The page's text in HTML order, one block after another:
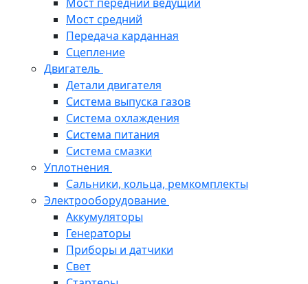
Мост передний ведущий
Мост средний
Передача карданная
Сцепление
Двигатель
Детали двигателя
Система выпуска газов
Система охлаждения
Система питания
Система смазки
Уплотнения
Сальники, кольца, ремкомплекты
Электрооборудование
Аккумуляторы
Генераторы
Приборы и датчики
Свет